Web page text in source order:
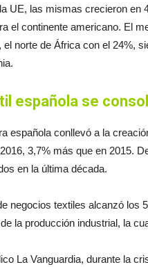
UE, las mismas crecieron
el continente americano. El
el norte de África con el 24%,
española se
española conllevó a la
3,7% más que en 2015.
en la última década.
negocios textiles alcanzó los
la producción industrial, la
La Vanguardia, durante la